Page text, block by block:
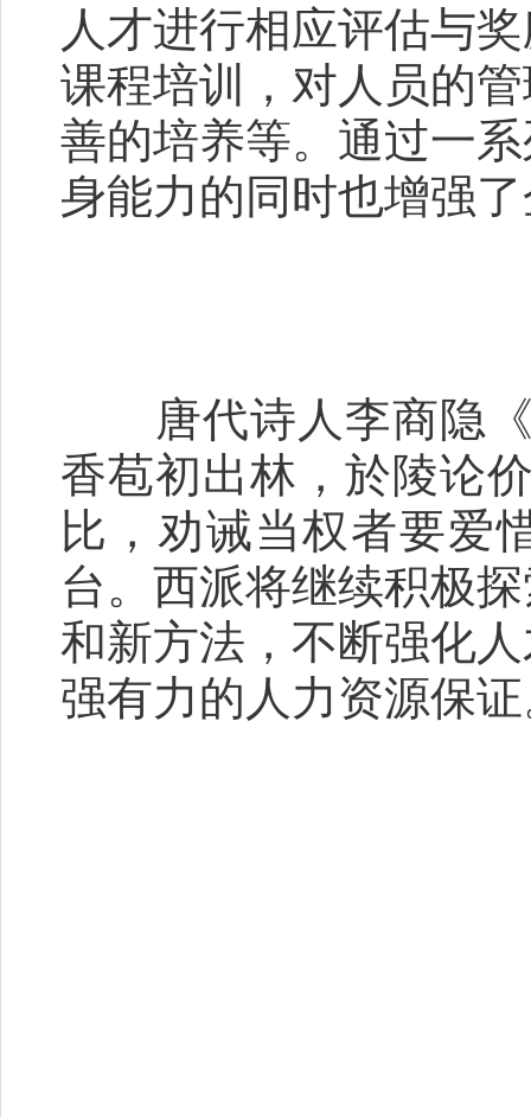
人才进行相应评估与
课程培训，对人员的
善的培养等。通过一
身能力的同时也增强
唐代诗人李商隐《
香苞初出林，於陵论
比，劝诫当权者要爱
台。西派将继续积极
和新方法，不断强化
强有力的人力资源保